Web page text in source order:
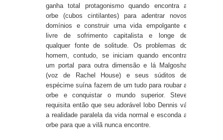
ganha total protagonismo quando encontra a
orbe (cubos cintilantes) para adentrar novos
domínios e construir uma vida empolgante e
livre de sofrimento capitalista e longe de
qualquer fonte de solitude. Os problemas do
homem, contudo, se iniciam quando encontra
um portal para outra dimensão e lá Malgosha
(voz de Rachel House) e seus súditos de
espécime suína fazem de um tudo para roubar a
orbe e conquistar o mundo superior. Steve
requisita então que seu adorável lobo Dennis vá
a realidade paralela da vida normal e esconda a
orbe para que a vilã nunca encontre.